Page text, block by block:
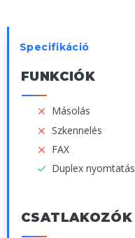
Specifikáció
FUNKCIÓK
Másolás
Szkennelés
FAX
Duplex nyomtatás
CSATLAKOZÓK